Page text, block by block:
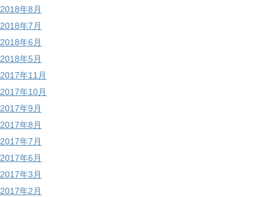
2018年8月
2018年7月
2018年6月
2018年5月
2017年11月
2017年10月
2017年9月
2017年8月
2017年7月
2017年6月
2017年3月
2017年2月